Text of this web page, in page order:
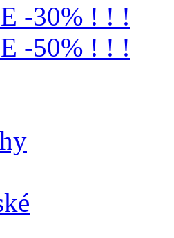
-30% ! ! !
-50% ! ! !